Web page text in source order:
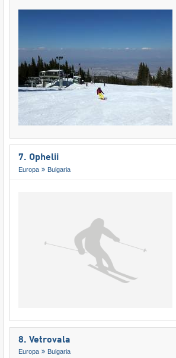
7. Ophelii
Europa Bulgaria
8. Vetrovala
Europa Bulgaria